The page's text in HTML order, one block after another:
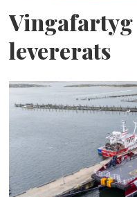
Vingafartyg
levererats